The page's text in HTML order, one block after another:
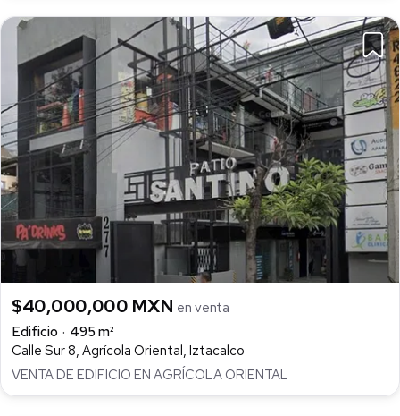
$40,000,000 MXN en venta
Edificio
495 m²
Calle Sur 8, Agrícola Oriental, Iztacalco
VENTA DE EDIFICIO EN AGRÍCOLA ORIENTAL